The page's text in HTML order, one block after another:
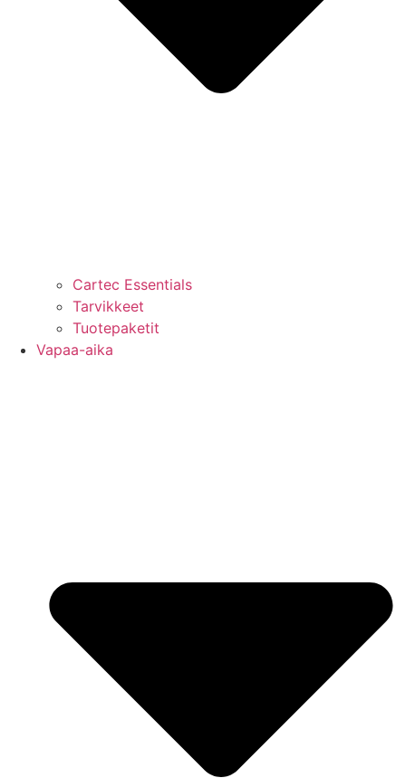
Cartec Essentials
Tarvikkeet
Tuotepaketit
Vapaa-aika